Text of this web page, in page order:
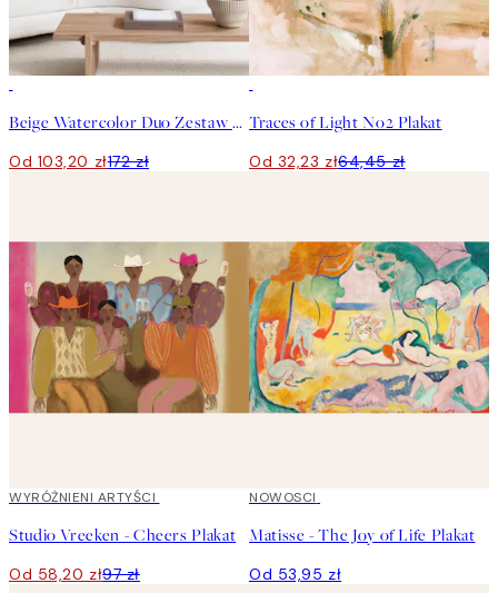
Beige Watercolor Duo Zestaw plakatów
Od 103,20 zł172 zł
Traces of Light No2 Plakat
Od 32,23 zł64,45 zł
40%*
WYRÓŻNIENI ARTYŚCI
Studio Vreeken - Cheers Plakat
Od 58,20 zł97 zł
NOWOSCI
Matisse - The Joy of Life Plakat
Od 53,95 zł